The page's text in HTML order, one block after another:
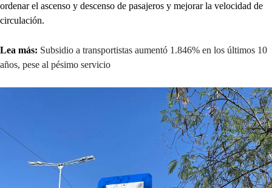
ordenar el ascenso y descenso de pasajeros y mejorar la velocidad de
circulación.
Lea más: Subsidio a transportistas aumentó 1.846% en los últimos 10
años, pese al pésimo servicio